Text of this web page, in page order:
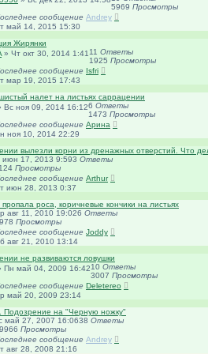
5969 Просмотры
сообщение Andrey
май 14, 2015 15:30
Жирянки
» Чт окт 30, 2014 1:4111 Ответы
1925 Просмотры
сообщение
Isfri
мар 19, 2015 17:43
налет на листьях саррацении
Вс ноя 09, 2014 16:126 Ответы
1473 Просмотры
сообщение Арина
ноя 10, 2014 22:29
вылезли корни из дренажных отверстий. Что
июн 17, 2013 9:593 Ответы
Просмотры
сообщение Arthur
июн 28, 2013 0:37
пропала роса, коричневые кончики на листьях
авг 11, 2010 19:026 Ответы
Просмотры
сообщение Joddy
авг 21, 2010 13:14
не развиваются ловушки
Пн май 04, 2009 16:4210 Ответы
3007 Просмотры
сообщение Deletereo
май 20, 2009 23:14
Подозрение на "Черную ножку"
май 27, 2007 16:0638 Ответы
Просмотры
сообщение Andrey
авг 28, 2008 21:16